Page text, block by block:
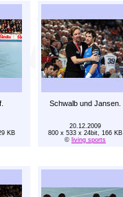
Schwalb und Jansen.
KB
20.12.2009
800 x 533 x 24bit, 166 KB
© living sports